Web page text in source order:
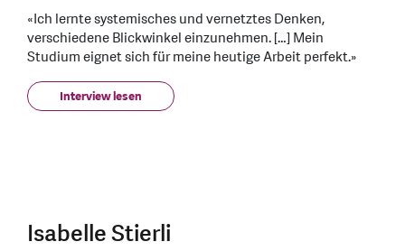
«Ich lernte systemisches und vernetztes Denken,
verschiedene Blickwinkel einzunehmen. […] Mein
Studium eignet sich für meine heutige Arbeit perfekt.»
Interview lesen
Isabelle Stierli